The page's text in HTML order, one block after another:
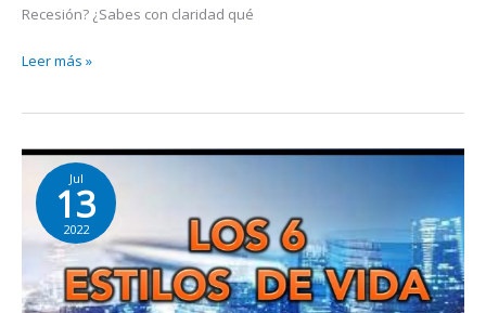
Recesión? ¿Sabes con claridad qué
Leer más »
Jul
13
2022
Los
Estilos